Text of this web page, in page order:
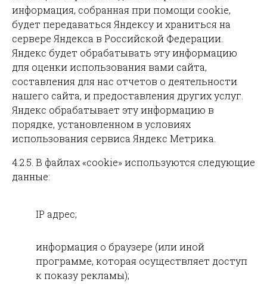
информация, собранная при помощи cookie,
будет передаваться Яндексу и храниться на
сервере Яндекса в Российской Федерации.
Яндекс будет обрабатывать эту информацию
для оценки использования вами сайта,
составления для нас отчетов о деятельности
нашего сайта, и предоставления других услуг.
Яндекс обрабатывает эту информацию в
порядке, установленном в условиях
использования сервиса Яндекс Метрика.
4.2.5. В файлах «cookie» используются следующие
данные:
IP адрес;
информация о браузере (или иной
программе, которая осуществляет доступ
к показу рекламы);